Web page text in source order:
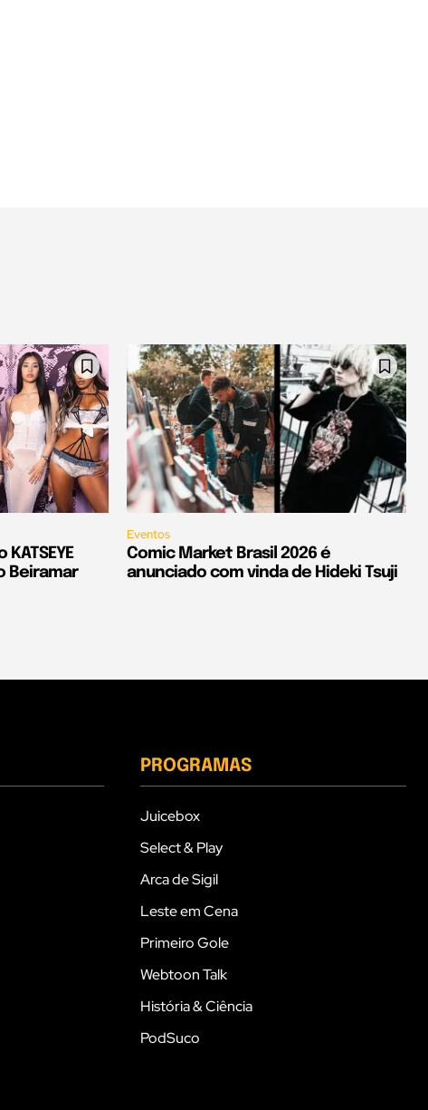
Beiramar
Eventos
Comic Market Brasil 2026 é
anunciado com vinda de Hideki Tsuji
PROGRAMAS
Juicebox
Select & Play
Arca de Sigil
Leste em Cena
Primeiro Gole
Webtoon Talk
História & Ciência
PodSuco